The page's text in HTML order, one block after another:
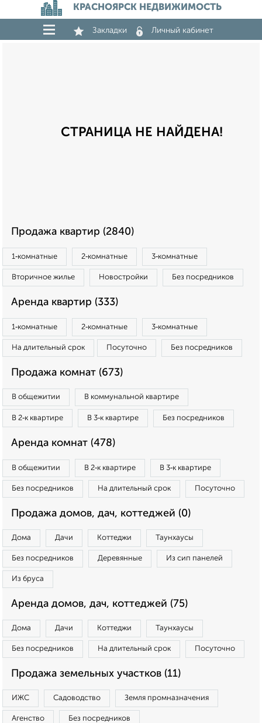
КРАСНОЯРСК НЕДВИЖИМОСТЬ
Закладки Личный кабинет
СТРАНИЦА НЕ НАЙДЕНА!
Продажа квартир (2840)
1‑комнатные 2‑комнатные 3‑комнатные
Вторичное жилье Новостройки Без посредников
Аренда квартир (333)
1‑комнатные 2‑комнатные 3‑комнатные
На длительный срок Посуточно Без посредников
Продажа комнат (673)
В общежитии В коммунальной квартире
В 2‑к квартире В 3‑к квартире Без посредников
Аренда комнат (478)
В общежитии В 2‑к квартире В 3‑к квартире
Без посредников На длительный срок Посуточно
Продажа домов, дач, коттеджей (0)
Дома Дачи Коттеджи Таунхаусы
Без посредников Деревянные Из сип панелей
Из бруса
Аренда домов, дач, коттеджей (75)
Дома Дачи Коттеджи Таунхаусы
Без посредников На длительный срок Посуточно
Продажа земельных участков (11)
ИЖС Садоводство Земля промназначения
Агенство Без посредников